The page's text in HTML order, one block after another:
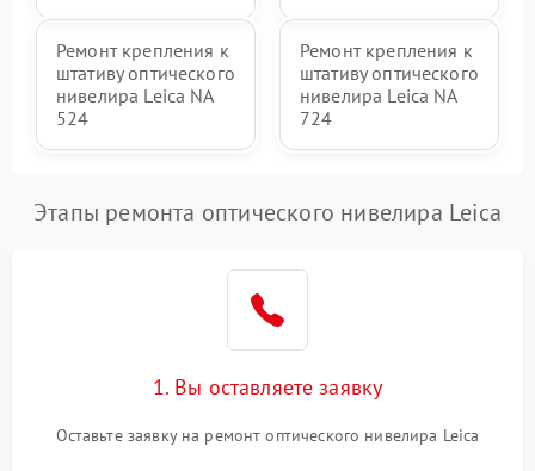
Ремонт крепления к
штативу оптического
нивелира Leica NA
524
Ремонт крепления к
штативу оптического
нивелира Leica NA
724
Этапы ремонта оптического нивелира Leica
1. Вы оставляете заявку
Оставьте заявку на ремонт оптического нивелира Leica